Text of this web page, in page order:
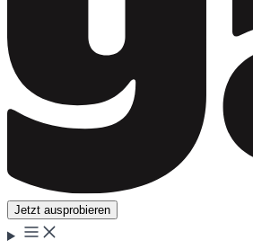
Jetzt ausprobieren